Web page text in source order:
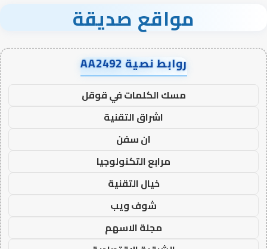
مواقع صديقة
روابط نصية AA2492
مسك الكلمات في قوقل
اشراق التقنية
ان سفن
مرابع التكنولوجيا
خيال التقنية
شوف ويب
مجلة الاسهم